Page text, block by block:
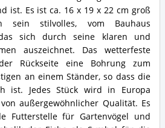
ist. Es ist ca. 16 x 19 x 22 cm groß
sein stilvolles, vom Bauhaus
sich durch seine klaren und
auszeichnet. Das wetterfeste
Rückseite eine Bohrung zum
an einem Ständer, so dass die
ist. Jedes Stück wird in Europa
außergewöhnlicher Qualität. Es
Futterstelle für Gartenvögel und